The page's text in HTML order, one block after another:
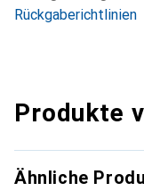
Rückgaberichtlinien
Produkte
Ähnliche